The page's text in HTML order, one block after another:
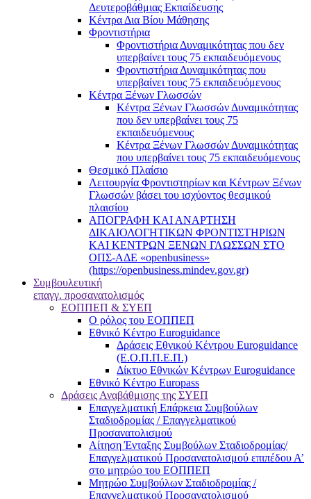
Δευτεροβάθμιας Εκπαίδευσης
Κέντρα Δια Βίου Μάθησης
Φροντιστήρια
Φροντιστήρια Δυναμικότητας που δεν
υπερβαίνει τους 75 εκπαιδευόμενους
Φροντιστήρια Δυναμικότητας που
υπερβαίνει τους 75 εκπαιδευόμενους
Κέντρα Ξένων Γλωσσών
Kέντρα Ξένων Γλωσσών Δυναμικότητας
που δεν υπερβαίνει τους 75
εκπαιδευόμενους
Kέντρα Ξένων Γλωσσών Δυναμικότητας
που υπερβαίνει τους 75 εκπαιδευόμενους
Θεσμικό Πλαίσιο
Λειτουργία Φροντιστηρίων και Κέντρων Ξένων
Γλωσσών βάσει του ισχύοντος θεσμικού
πλαισίου
ΑΠΟΓΡΑΦΗ ΚΑΙ ΑΝΑΡΤΗΣΗ
ΔΙΚΑΙΟΛΟΓΗΤΙΚΩΝ ΦΡΟΝΤΙΣΤΗΡΙΩΝ
ΚΑΙ ΚΕΝΤΡΩΝ ΞΕΝΩΝ ΓΛΩΣΣΩΝ ΣΤΟ
ΟΠΣ-ΑΔΕ «openbusiness»
(https://openbusiness.mindev.gov.gr)
Συμβουλευτική
επαγγ. προσανατολισμός
ΕΟΠΠΕΠ & ΣΥΕΠ
Ο ρόλος του ΕΟΠΠΕΠ
Εθνικό Κέντρο Euroguidance
Δράσεις Εθνικού Κέντρου Euroguidance
(Ε.Ο.Π.Π.Ε.Π.)
Δίκτυο Εθνικών Κέντρων Euroguidance
Εθνικό Κέντρο Europass
Δράσεις Αναβάθμισης της ΣΥΕΠ
Επαγγελματική Επάρκεια Συμβούλων
Σταδιοδρομίας / Επαγγελματικού
Προσανατολισμού
Αίτηση Ένταξης Συμβούλων Σταδιοδρομίας/
Επαγγελματικού Προσανατολισμού επιπέδου Α’
στο μητρώο του ΕΟΠΠΕΠ
Μητρώο Συμβούλων Σταδιοδρομίας /
Επαγγελματικού Προσανατολισμού